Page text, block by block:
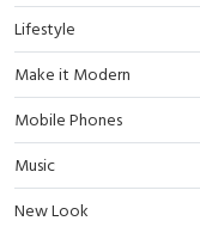
Lifestyle
Make it Modern
Mobile Phones
Music
New Look